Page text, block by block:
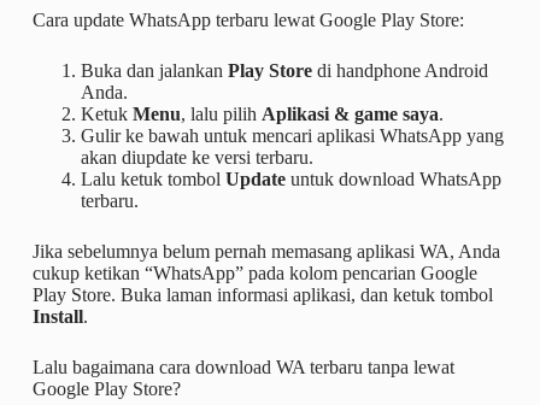
Cara update WhatsApp terbaru lewat Google Play Store:
Buka dan jalankan Play Storedi handphone Android
Anda.
Ketuk Menu, lalu pilih Aplikasi & game saya.
Gulir ke bawah untuk mencari aplikasi WhatsApp yang
akan diupdate ke versi terbaru.
Lalu ketuk tombol Updateuntuk download WhatsApp
terbaru.
Jika sebelumnya belum pernah memasang aplikasi WA, Anda
cukup ketikan “WhatsApp” pada kolom pencarian Google
Play Store. Buka laman informasi aplikasi, dan ketuk tombol
Install.
Lalu bagaimana cara download WA terbaru tanpa lewat
Google Play Store?